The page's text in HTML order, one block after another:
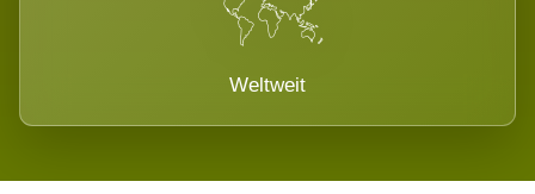
Weltweit